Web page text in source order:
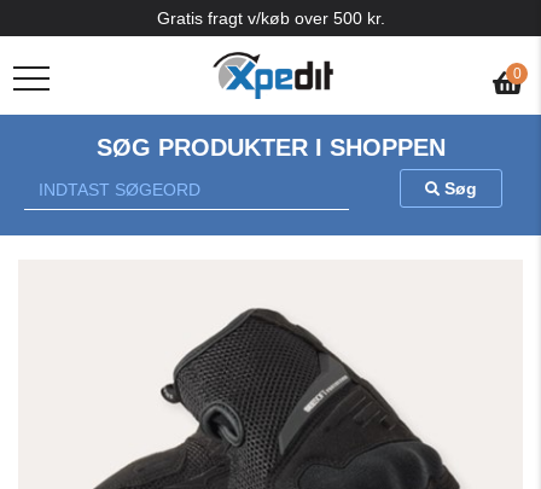
0
Gratis fragt v/køb over 500 kr.
SØG PRODUKTER I SHOPPEN
Søg